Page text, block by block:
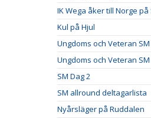
IK Wega åker till Norge
Kul på Hjul
Ungdoms och Veteran SM
Ungdoms och Veteran
SM Dag 2
SM allround deltagarlista
Nyårsläger på Ruddalen